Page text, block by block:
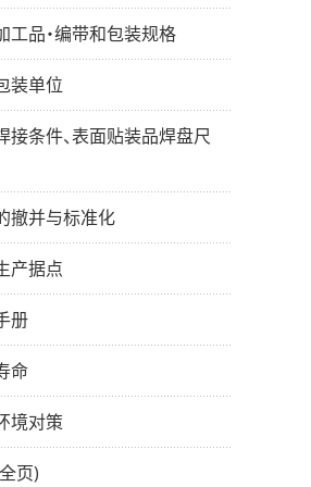
工品・编带和包装规格
装单位
接条件、表面贴装品焊盘尺
撤并与标准化
产据点
册
命
境对策
页)